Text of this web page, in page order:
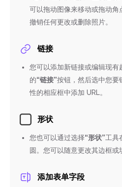
可以拖动图像来移动或拖动角
撤销任何更改或删除照片。
链接
您可以添加新链接或编辑现有
的“链接”按钮，然后选中您要
性的相应框中添加 URL。
形状
您也可以通过选择“形状”工具
圆。您可以随意更改其边框或
添加表单字段